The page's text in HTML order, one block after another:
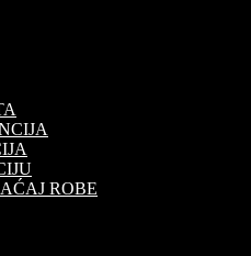
ROBE